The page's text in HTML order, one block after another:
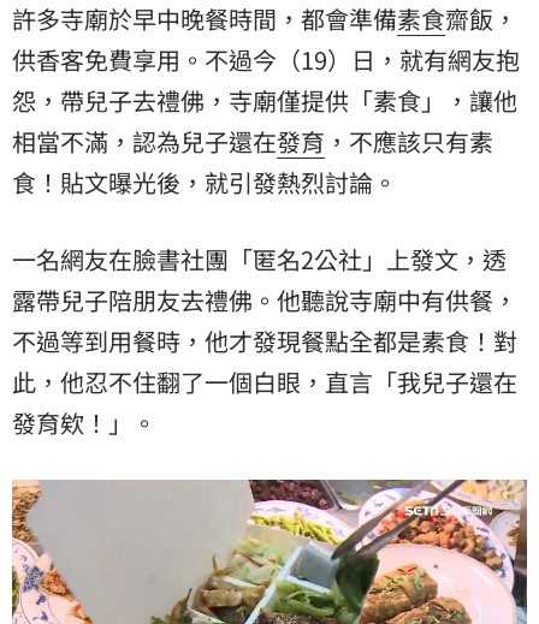
許多寺廟於早中晚餐時間，都會準備素食齋飯，
供香客免費享用。不過今（19）日，就有網友抱
怨，帶兒子去禮佛，寺廟僅提供「素食」，讓他
相當不滿，認為兒子還在發育 ，不應該只有素
食！貼文曝光後，就引發熱烈討論。
一名網友在臉書社團「匿名2公社」上發文，透
露帶兒子陪朋友去禮佛。他聽說寺廟中有供餐，
不過等到用餐時，他才發現餐點全都是素食！對
此，他忍不住翻了一個白眼，直言「我兒子還在
發育欸！」。